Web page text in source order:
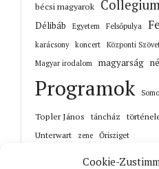
Cookie-
bécsi magyarok
Délibáb Egyetem Felsőpulya
karácsony koncert Központi
Magyar irodalom magyarság
Programok
Topler János táncház
Unterwart
zene Őrisziget